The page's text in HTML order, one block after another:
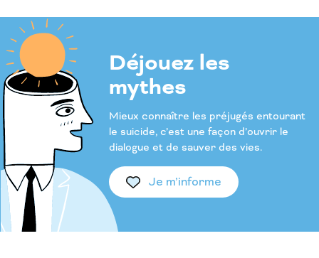
Déjouez les
mythes
Mieux connaître les préjugés entourant
le suicide, c’est une façon d’ouvrir le
dialogue et de sauver des vies.
Je m’informe